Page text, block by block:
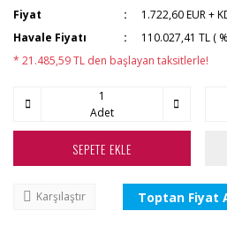
Fiyat
1.722,60 EUR +
Havale Fiyatı
110.027,41 TL (
* 21.485,59 TL den başlayan taksitlerle!
Adet
SEPETE EKLE
Karşılaştır Toptan Fiyat